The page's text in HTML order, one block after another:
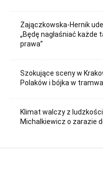
Zajączkowska-Hernik
„Będę nagłaśniać
prawa”
Szokujące sceny w
Polaków i bójka w
Klimat walczy z
Michalkiewicz o zarazie